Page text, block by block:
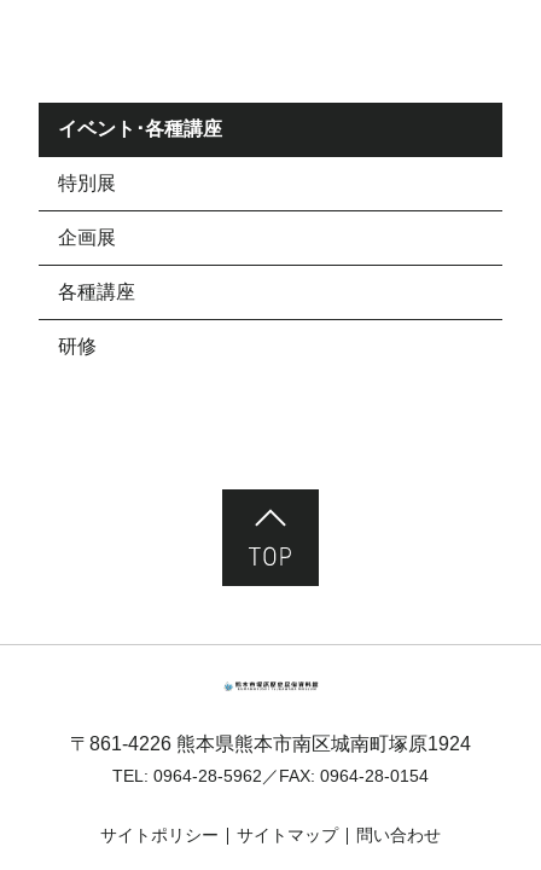
イベント･各種講座
特別展
企画展
各種講座
研修
〒861-4226 熊本県熊本市南区城南町塚原1924
TEL: 0964-28-5962 ／FAX: 0964-28-0154
サイトポリシー サイトマップ 問い合わせ